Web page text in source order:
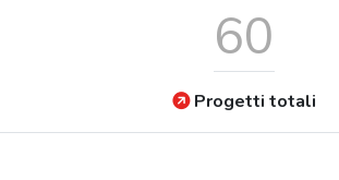
60
Progetti totali